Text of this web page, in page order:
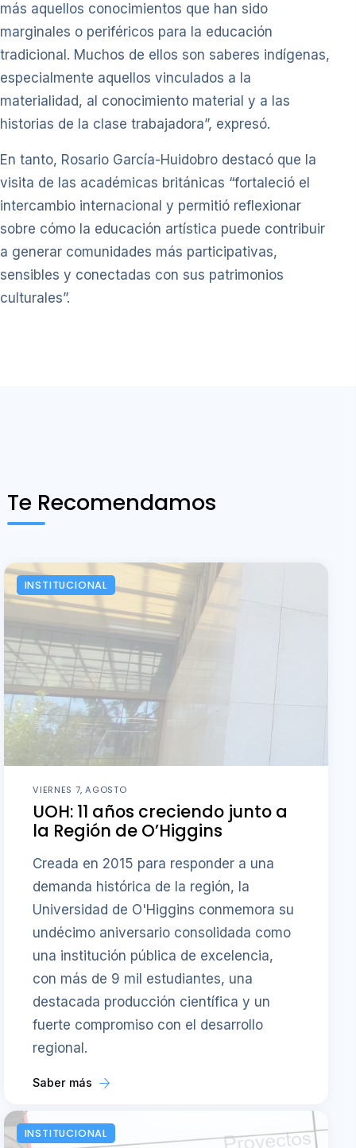
más aquellos conocimientos que han sido
marginales o periféricos para la educación
tradicional. Muchos de ellos son saberes indígenas,
especialmente aquellos vinculados a la
materialidad, al conocimiento material y a las
historias de la clase trabajadora”, expresó.
En tanto, Rosario García-Huidobro destacó que la
visita de las académicas británicas “fortaleció el
intercambio internacional y permitió reflexionar
sobre cómo la educación artística puede contribuir
a generar comunidades más participativas,
sensibles y conectadas con sus patrimonios
culturales”.
Te Recomendamos
INSTITUCIONAL
VIERNES 7, AGOSTO
UOH: 11 años creciendo junto a
la Región de O’Higgins
Creada en 2015 para responder a una
demanda histórica de la región, la
Universidad de O'Higgins conmemora su
undécimo aniversario consolidada como
una institución pública de excelencia,
con más de 9 mil estudiantes, una
destacada producción científica y un
fuerte compromiso con el desarrollo
regional.
Saber más
INSTITUCIONAL